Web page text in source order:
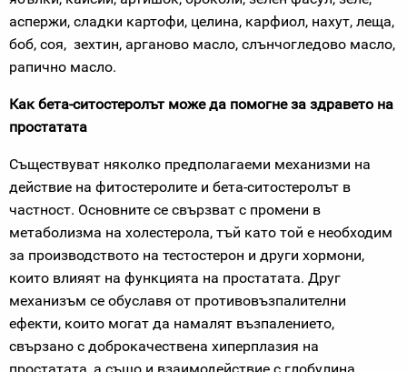
аспержи, сладки картофи, целина, карфиол, нахут, леща,
боб, соя, зехтин, арганово масло, слънчогледово масло,
рапично масло.
Как бета-ситостеролът може да помогне за здравето на
простатата
Съществуват няколко предполагаеми механизми на
действие на фитостеролите и бета-ситостеролът в
частност. Основните се свързват с промени в
метаболизма на холестерола, тъй като той е необходим
за производството на тестостерон и други хормони,
които влияят на функцията на простатата. Друг
механизъм се обуславя от противовъзпалителни
ефекти, които могат да намалят възпалението,
свързано с доброкачествена хиперплазия на